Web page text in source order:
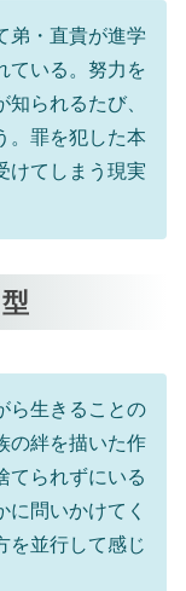
弟・直貴が進学
ている。努力を
られるたび、
。罪を犯した本
けてしまう現実
ら生きることの
の絆を描いた作
てられずにいる
問いかけてく
を並行して感じ